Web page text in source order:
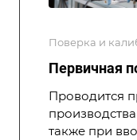
Поверка и
Первичная
Проводится
также при